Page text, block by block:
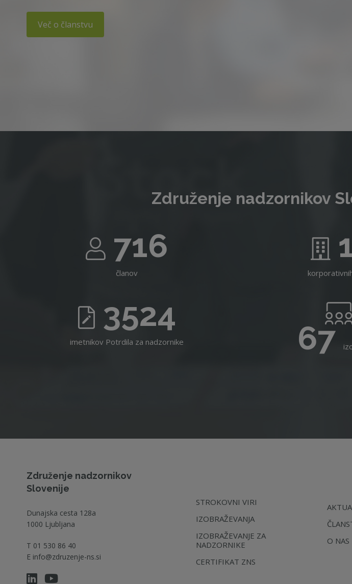
Več o članstvu
Združenje nadzornikov
716
članov
3524
imetnikov Potrdila za nadzornike 67
Združenje nadzornikov
Slovenije
Dunajska cesta 128a
1000 Ljubljana
T 01 530 86 40
E info@zdruzenje-ns.si
STROKOVNI VIRI
IZOBRAŽEVANJA
IZOBRAŽEVANJE ZA
NADZORNIKE
CERTIFIKAT ZNS
O NAS